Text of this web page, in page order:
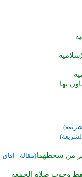
بها
من سخطهما(مقالة - آفاق
وجوب صلاة الجمعة